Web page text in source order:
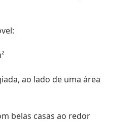
ao lado de uma área
belas casas ao redor